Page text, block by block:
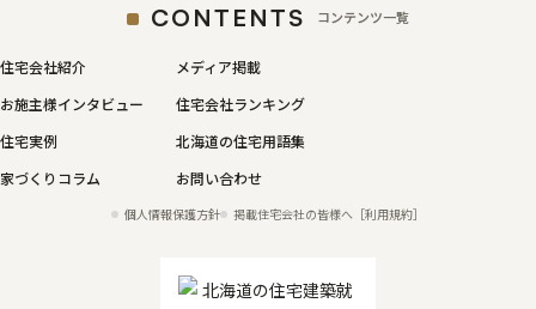
CONTENTS コンテンツ一覧
住宅会社紹介
メディア掲載
お施主様インタビュー
住宅会社ランキング
住宅実例
北海道の住宅用語集
家づくりコラム
お問い合わせ
個人情報保護方針 掲載住宅会社の皆様へ［利用規約］